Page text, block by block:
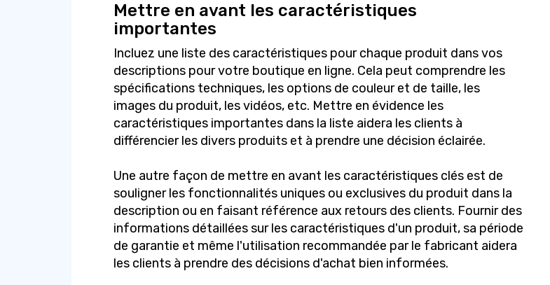
Mettre en avant les caractéristiques
importantes
Incluez une liste des caractéristiques pour chaque produit dans vos
descriptions pour votre boutique en ligne. Cela peut comprendre les
spécifications techniques, les options de couleur et de taille, les
images du produit, les vidéos, etc. Mettre en évidence les
caractéristiques importantes dans la liste aidera les clients à
différencier les divers produits et à prendre une décision éclairée.
Une autre façon de mettre en avant les caractéristiques clés est de
souligner les fonctionnalités uniques ou exclusives du produit dans la
description ou en faisant référence aux retours des clients. Fournir des
informations détaillées sur les caractéristiques d'un produit, sa période
de garantie et même l'utilisation recommandée par le fabricant aidera
les clients à prendre des décisions d'achat bien informées.